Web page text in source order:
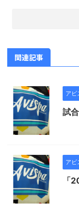
関連記事
アビ
試
アビ
「